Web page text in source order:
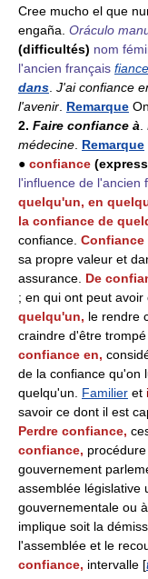
Cree mucho el que
engaña. Oráculo
(difficultés) nom
l'ancien français fiance
dans J'ai confiance
l'avenir Remarque
2. Faire confiance à
médecine Remarque
● confiance
l'influence de l'ancien
quelqu'un, en
la confiance de
confiance. Confiance
sa propre valeur et
assurance. De
; en qui ont peut avoir
quelqu'un, le rendre
craindre d'être trompé
confiance en,
de la confiance qu'on
quelqu'un. Familier et
savoir ce dont il est
Perdre confiance,
confiance,
gouvernement
assemblée législative
gouvernementale ou
implique soit la
l'assemblée et le
confiance, intervalle [